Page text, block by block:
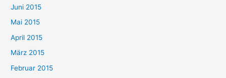
Juni 2015
Mai 2015
April 2015
März 2015
Februar 2015